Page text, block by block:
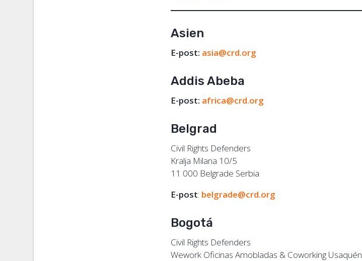
Asien
E-post: asia@crd.org
Addis Abeba
E-post: africa@crd.org
Belgrad
Civil Rights Defenders
Kralja Milana 10/5
11 000 Belgrade Serbia
E-post: belgrade@crd.org
Bogotá
Civil Rights Defenders
Wework Oficinas Amobladas & Coworking Usaquén